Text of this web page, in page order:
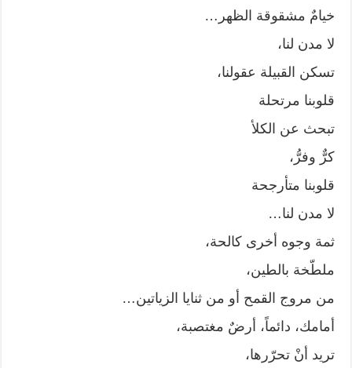
خيامٌ مشقوقة الظهر…
لا مدن لنا،
تسكن القبيلة عقولنا،
قلوبنا مرتحلة
تبحث عن الكلأ
كرٌّ وفرُّ،
قلوبنا متأرجحة
لا مدن لنا…
ثمة وجوه أخرى كالحة،
ملطّخة بالطين،
من مروج القمح أو من ثنايا الزياتين…
أمامك، دائماً، أرضٌ مغتصبة،
تريد أنْ تحرّرها،